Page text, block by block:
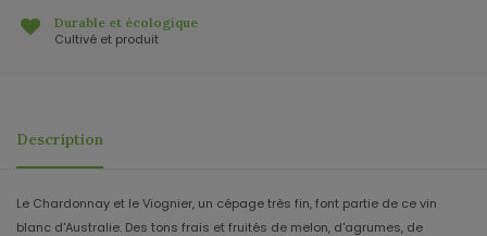
Durable et écologique
Cultivé et produit
Description
Le Chardonnay et le Viognier, un cépage très fin, font partie de ce vin
blanc d'Australie. Des tons frais et fruités de melon, d'agrumes, de